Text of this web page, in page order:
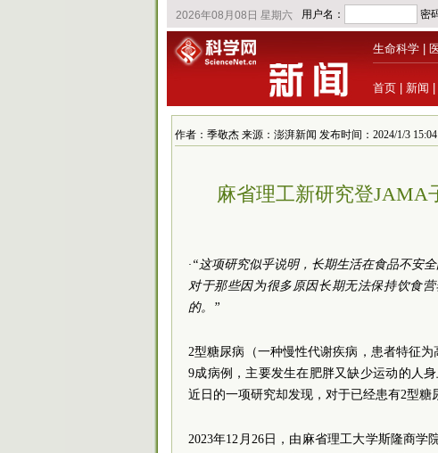
生命科学
首页 新闻
作者：季敬杰 来源：澎湃新闻 发布时间：2024/1/3
麻省理工新研究登JAMA
·“这项研究似乎说明，长期生活在食品不安
对于那些因为很多原因长期无法保持饮食
的。”
2型糖尿病（一种慢性代谢疾病，患者特征
9成病例，主要发生在肥胖又缺少运动的人
近日的一项研究却发现，对于已经患有2型糖
2023年12月26日，由麻省理工大学斯隆商学